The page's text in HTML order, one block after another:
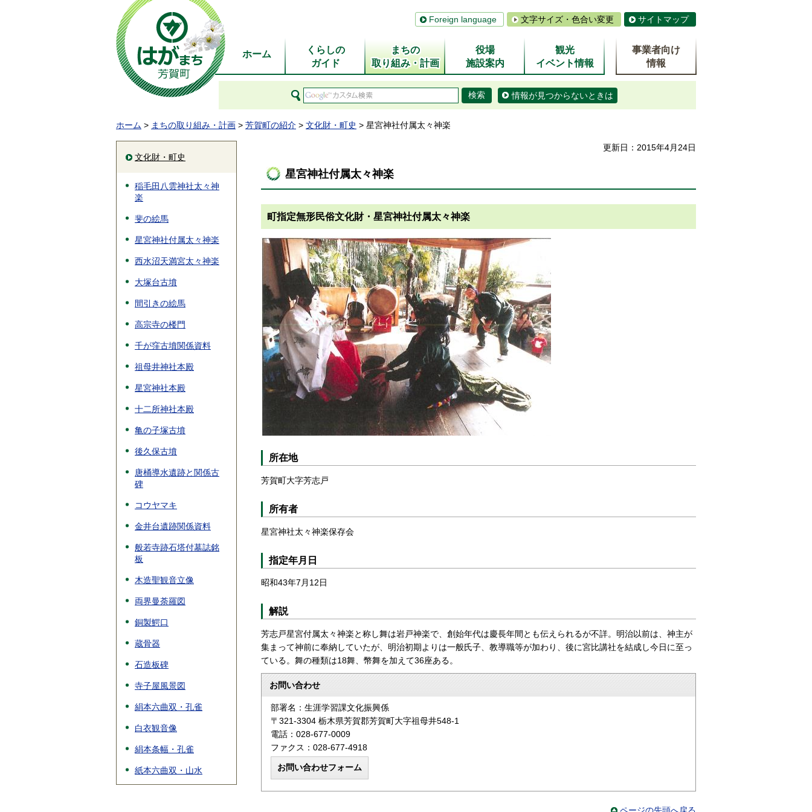
Foreign language 文字サイズ・色合い変更 サイトマップ
ホーム
くらしの
ガイド
まちの
取り組み・計画
役場
施設案内
観光
イベント情報
事業者向け
情報
情報が見つからないときは
ホーム > まちの取り組み・計画 > 芳賀町の紹介 > 文化財・町史 > 星宮神社付属太々神楽
文化財・町史
稲毛田八雲神社太々神
楽
斐の絵馬
星宮神社付属太々神楽
西水沼天満宮太々神楽
大塚台古墳
間引きの絵馬
高宗寺の楼門
千が窪古墳関係資料
祖母井神社本殿
星宮神社本殿
十二所神社本殿
亀の子塚古墳
後久保古墳
唐桶導水遺跡と関係古
碑
コウヤマキ
金井台遺跡関係資料
般若寺跡石塔付墓誌銘
板
木造聖観音立像
両界曼荼羅図
銅製鰐口
蔵骨器
石造板碑
寺子屋風景図
絹本六曲双・孔雀
白衣観音像
絹本条幅・孔雀
紙本六曲双・山水
更新日：2015年4月24日
星宮神社付属太々神楽
町指定無形民俗文化財・星宮神社付属太々神楽
所在地
芳賀町大字芳志戸
所有者
星宮神社太々神楽保存会
指定年月日
昭和43年7月12日
解説
芳志戸星宮付属太々神楽と称し舞は岩戸神楽で、創始年代は慶長年間とも伝えられるが不詳。明治以前は、神主が
集まって神前に奉納していたが、明治初期よりは一般氏子、教導職等が加わり、後に宮比講社を結成し今日に至っ
ている。舞の種類は18舞、幣舞を加えて36座ある。
お問い合わせ
部署名：生涯学習課文化振興係
〒321-3304 栃木県芳賀郡芳賀町大字祖母井548-1
電話：028-677-0009
ファクス：028-677-4918
ページの先頭へ戻る